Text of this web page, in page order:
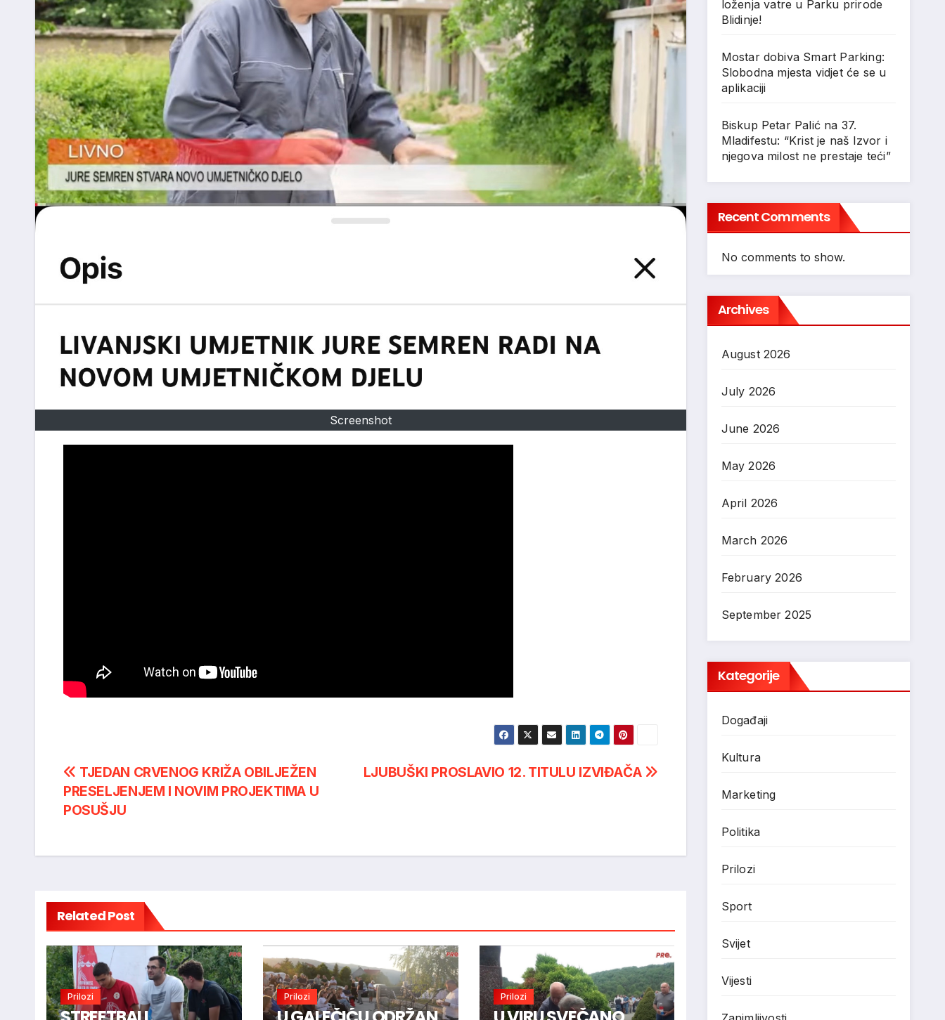
Screenshot
Post
navigation
LJUBUŠKI PROSLAVIO 12. TITULU IZVIĐAČA
TJEDAN CRVENOG KRIŽA OBILJEŽEN
PRESELJENJEM I NOVIM PROJEKTIMA U
POSUŠJU
Related Post
Prilozi Prilozi Prilozi
loženja vatre u Parku prirode
Blidinje!
Mostar dobiva Smart Parking:
Slobodna mjesta vidjet će se u
aplikaciji
Biskup Petar Palić na 37.
Mladifestu: “Krist je naš Izvor i
njegova milost ne prestaje teći”
Recent Comments
No comments to show.
Archives
August 2026
July 2026
June 2026
May 2026
April 2026
March 2026
February 2026
September 2025
Kategorije
Događaji
Kultura
Marketing
Politika
Prilozi
Sport
Svijet
Vijesti